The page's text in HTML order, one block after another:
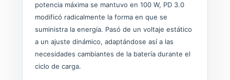
potencia máxima se mantuvo en 100 W, PD 3.0
modificó radicalmente la forma en que se
suministra la energía. Pasó de un voltaje estático
a un ajuste dinámico, adaptándose así a las
necesidades cambiantes de la batería durante el
ciclo de carga.